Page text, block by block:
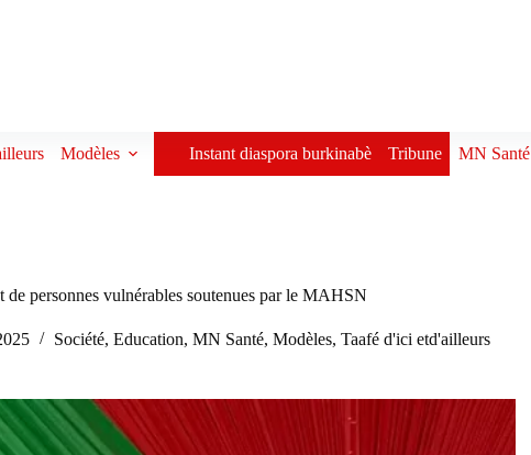
Modèles Instant diaspora burkinabè Tribune MN Santé
personnes vulnérables soutenues par le MAHSN
Société, Education, MN Santé, Modèles, Taafé d'ici etd'ailleurs